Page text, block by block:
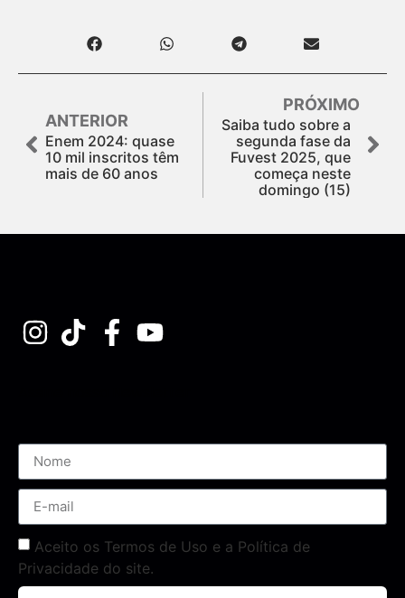
ANTERIOR
Enem 2024: quase
10 mil inscritos têm
mais de 60 anos
PRÓXIMO
Saiba tudo sobre a
segunda fase da
Fuvest 2025, que
começa neste
domingo (15)
Aceito os Termos de Uso e a Política de
Privacidade do site.